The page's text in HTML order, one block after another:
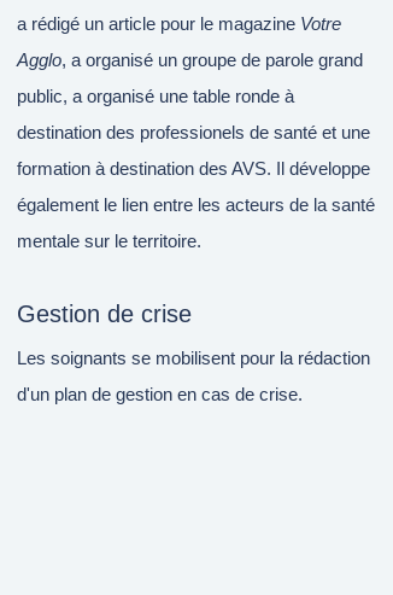
a rédigé un article pour le magazine Votre
Agglo, a organisé un groupe de parole grand
public, a organisé une table ronde à
destination des professionels de santé et une
formation à destination des AVS. Il développe
également le lien entre les acteurs de la santé
mentale sur le territoire.
Gestion de crise
Les soignants se mobilisent pour la rédaction
d'un plan de gestion en cas de crise.